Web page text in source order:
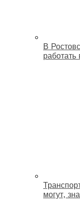
В
работать
могут,